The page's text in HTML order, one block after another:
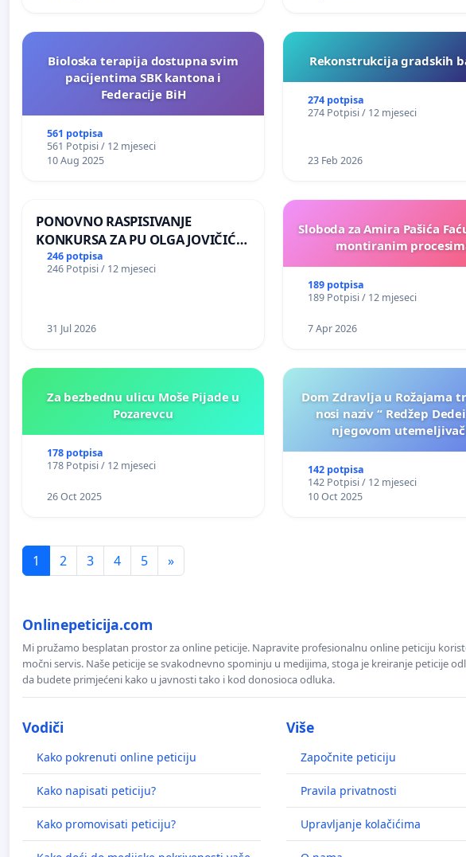
Bioloska terapija dostupna svim
pacijentima SBK kantona i
Federacije BiH
561 potpisa
561 Potpisi / 12 mjeseci
10 Aug 2025
Rekonstrukcija gradskih
274 potpisa
274 Potpisi / 12 mjeseci
23 Feb 2026
PONOVNO RASPISIVANJE
KONKURSA ZA PU OLGA JOVIČIĆ
RITA KRALJEVO
246 potpisa
246 Potpisi / 12 mjeseci
31 Jul 2026
Sloboda za Amira Pašića
montiranim
189 potpisa
189 Potpisi / 12 mjeseci
7 Apr 2026
Za bezbednu ulicu Moše Pijade u
Pozarevcu
178 potpisa
178 Potpisi / 12 mjeseci
26 Oct 2025
Dom Zdravlja u Rožajama
nosi naziv “ Redžep
njegovom
142 potpisa
142 Potpisi / 12 mjeseci
10 Oct 2025
1 2 3 4 5 »
Onlinepeticija.com
Mi pružamo besplatan prostor za online peticije. Napravite profesionalnu online peticiju
močni servis. Naše peticije se svakodnevno spominju u medijima, stoga je kreiranje peticije
da budete primjećeni kako u javnosti tako i kod donosioca odluka.
Vodiči
Kako pokrenuti online peticiju
Kako napisati peticiju?
Kako promovisati peticiju?
Više
Započnite peticiju
Pravila privatnosti
Upravljanje kolačićima